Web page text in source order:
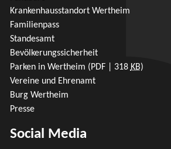
Krankenhausstandort Wertheim
Familienpass
Standesamt
Bevölkerungssicherheit
Parken in Wertheim (PDF | 318 KB)
Vereine und Ehrenamt
Burg Wertheim
Presse
Social Media